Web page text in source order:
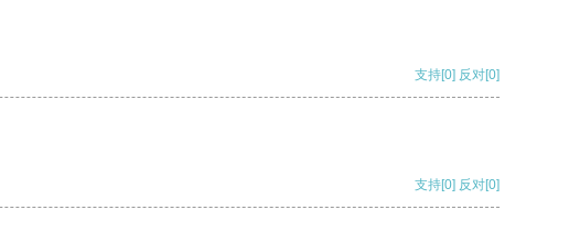
支持[0] 反对[0]
支持[0] 反对[0]